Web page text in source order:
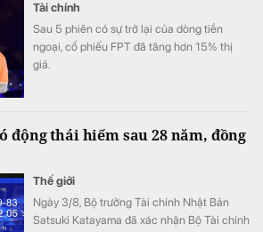
Tài chính
Sau 5 phiên có sự trở lại của dòng tiền
ngoại, cổ phiếu FPT đã tăng hơn 15% thị
giá.
động thái hiếm sau 28 năm, đồng
Thế giới
Ngày 3/8, Bộ trưởng Tài chính Nhật Bản
Satsuki Katayama đã xác nhận Bộ Tài chính